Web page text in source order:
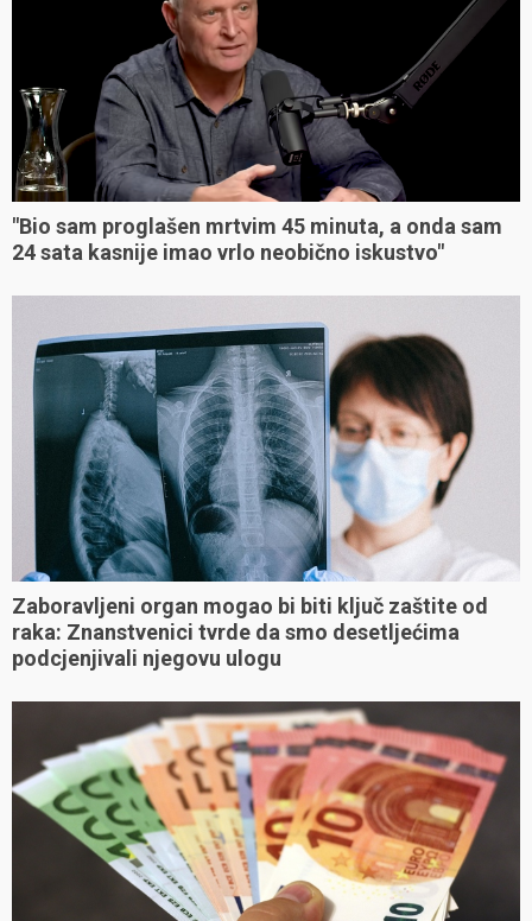
"Bio sam proglašen mrtvim 45 minuta, a onda sam
24 sata kasnije imao vrlo neobično iskustvo"
Zaboravljeni organ mogao bi biti ključ zaštite od
raka: Znanstvenici tvrde da smo desetljećima
podcjenjivali njegovu ulogu